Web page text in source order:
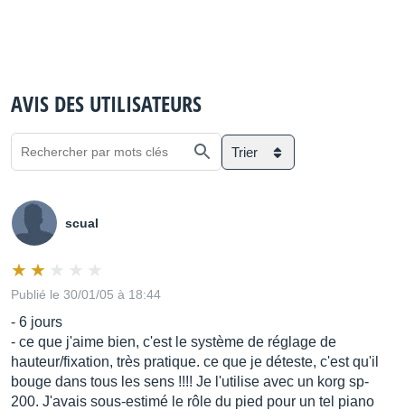
AVIS DES UTILISATEURS
Trier
scual
Publié le 30/01/05 à 18:44
- 6 jours
- ce que j'aime bien, c'est le système de réglage de
hauteur/fixation, très pratique. ce que je déteste, c'est qu'il
bouge dans tous les sens !!!! Je l'utilise avec un korg sp-
200. J'avais sous-estimé le rôle du pied pour un tel piano